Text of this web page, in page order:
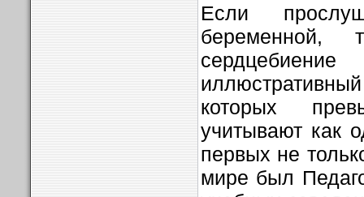
Если
беременной,
которых
учитывают как
первых не
мире был